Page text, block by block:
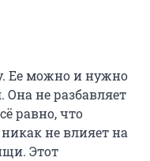
Ее можно и нужно
Она не разбавляет
равно, что
не влияет на
Этот